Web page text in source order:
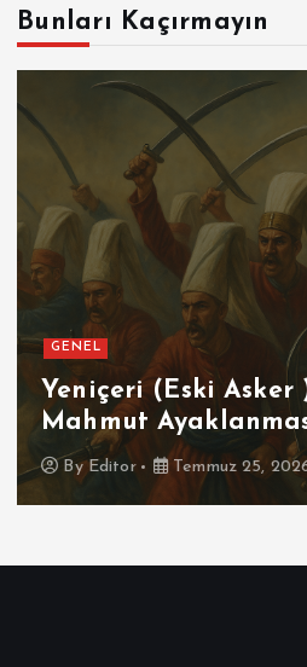
Bunları Kaçırmayın
GENEL SPOR
Futbolun Zirvesinde
İspanya
By Editor Temmuz 16, 2026